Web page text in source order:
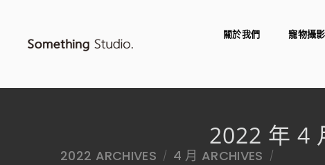
關於我們 寵物攝影
2022 年 4
2022 ARCHIVES / 4 月 ARCHIVES /